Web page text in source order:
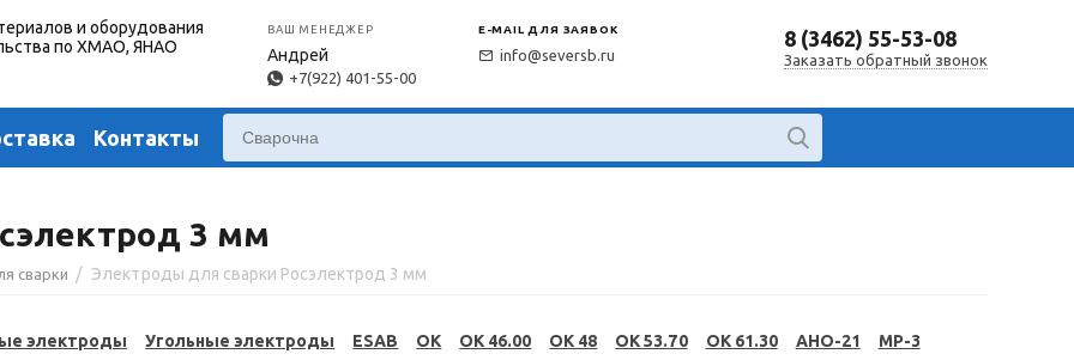
и оборудования
по ХМАО, ЯНАО
ВАШ МЕНЕДЖЕР
Андрей
+7(922) 401-55-00
E-MAIL ДЛЯ ЗАЯВОК
info@seversb.ru
8 (3462) 55-53-08
Заказать обратный звонок
Контакты
3 мм
сварки / Электроды для сварки Росэлектрод 3 мм
электроды Угольные электроды ESAB OK OK 46.00 OK 48 OK 53.70 OK 61.30 АНО-21
МР-3